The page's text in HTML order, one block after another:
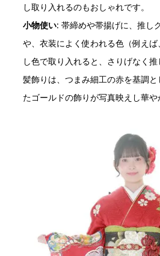
し取り入れるのもおしゃれです。
小物使い: 帯締めや帯揚げに、推し
や、衣装によく使われる色（例え
し色で取り入れると、さりげなく推
髪飾りは、つまみ細工の赤を基調
たゴールドの飾りが写真映えし華や